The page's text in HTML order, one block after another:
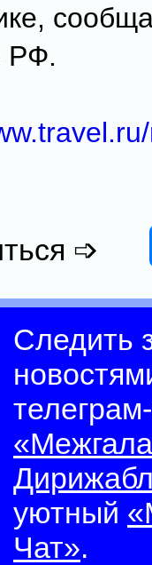
РФ.
➩
Следить
уютный
Чат».